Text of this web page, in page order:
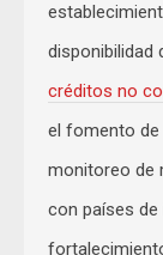
disponibilidad
créditos no
el fomento
monitoreo de
con países de